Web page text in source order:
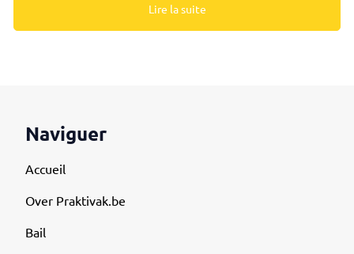
Lire la suite
Naviguer
Accueil
Over Praktivak.be
Bail